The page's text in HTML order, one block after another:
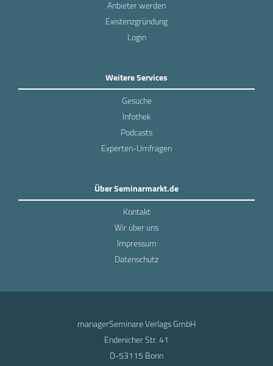
Anbieter werden
Existenzgründung
Login
Weitere Services
Gesuche
Infothek
Podcasts
Experten-Umfragen
Über Seminarmarkt.de
Kontakt
Wir über uns
Impressum
Datenschutz
managerSeminare Verlags GmbH
Endenicher Str. 41
D-53115 Bonn